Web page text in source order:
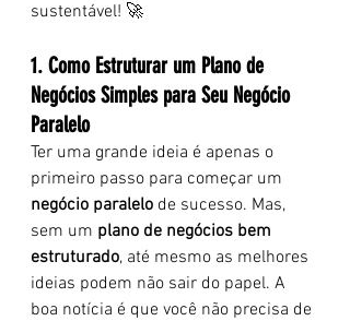
sustentável! 🚀
1. Como Estruturar um Plano de
Negócios Simples para Seu Negócio
Paralelo
Ter uma grande ideia é apenas o
primeiro passo para começar um
negócio paralelo de sucesso. Mas,
sem um plano de negócios bem
estruturado, até mesmo as melhores
ideias podem não sair do papel. A
boa notícia é que você não precisa de